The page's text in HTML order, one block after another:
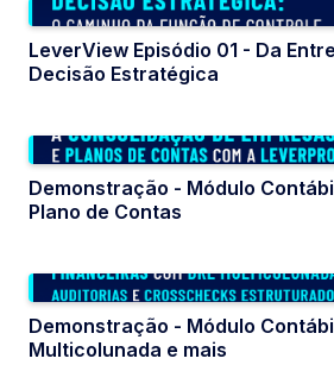
LeverView Episódio 01 - Da
Decisão Estratégica
Demonstração - Módulo
Plano de Contas
Demonstração - Módulo
Multicolunada e mais